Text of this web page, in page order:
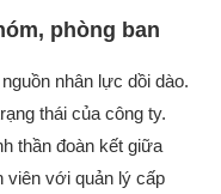
phòng ban
nhân lực dồi dào.
thái của công ty.
thần đoàn kết giữa
viên với quản lý cấp